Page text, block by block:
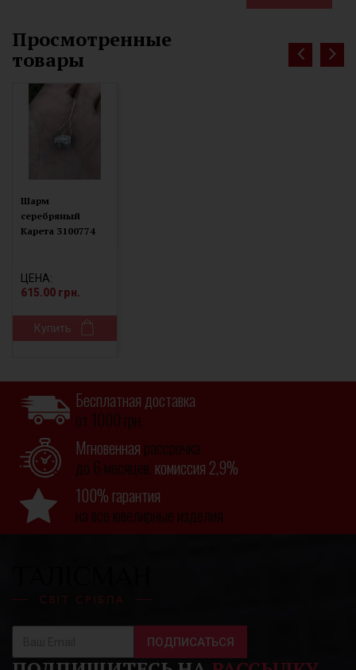
Просмотренные
товары
Шарм
серебряный
Карета 3100774
ЦЕНА:
615.00 грн.
Купить
Бесплатная доставка
от 1000 грн.
Мгновенная рассрочка
до 6 месяцев, комиссия 2,9%
100% гарантия
на все ювелирные изделия
ПОДПИСАТЬСЯ